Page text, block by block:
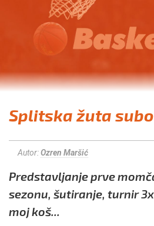
Splitska žuta
Autor:Ozren Maršić
Predstavljanje prve
sezonu, šutiranje, turnir
moj koš...